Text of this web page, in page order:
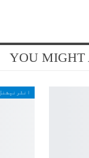
YOU MIGHT
انٹرنیشنل